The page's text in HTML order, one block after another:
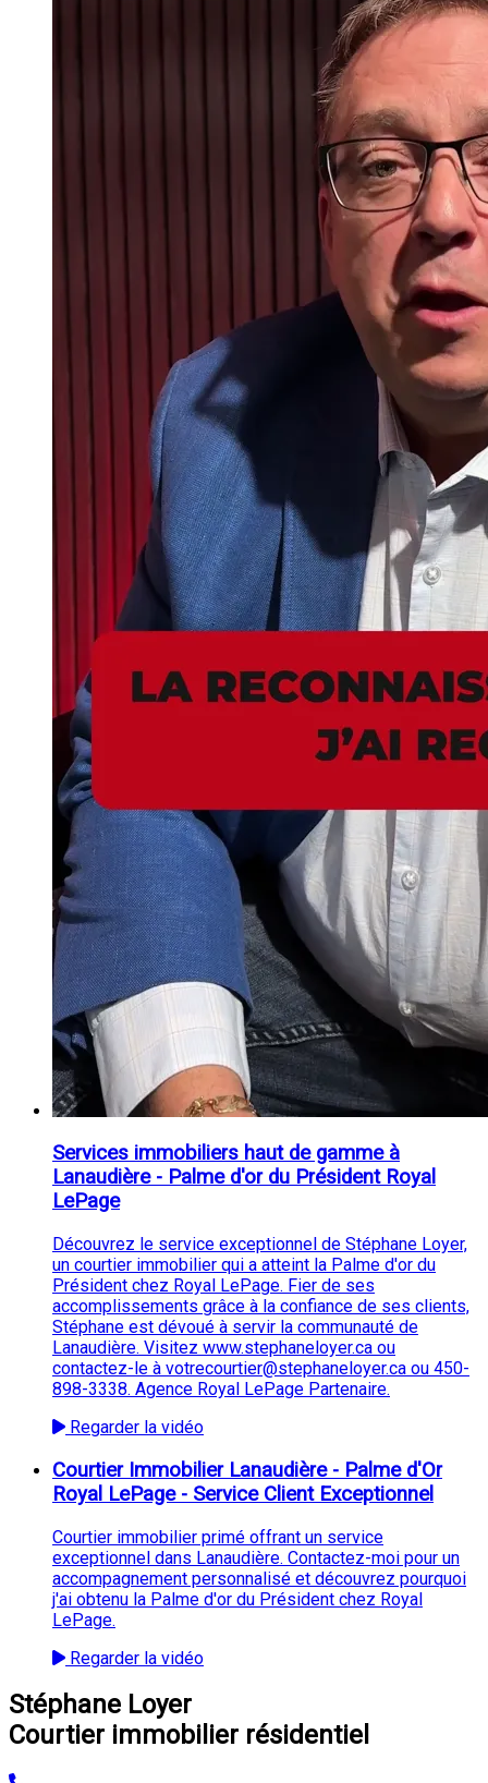
Services immobiliers haut de gamme à
Lanaudière - Palme d'or du Président Royal
LePage
Découvrez le service exceptionnel de Stéphane Loyer,
un courtier immobilier qui a atteint la Palme d'or du
Président chez Royal LePage. Fier de ses
accomplissements grâce à la confiance de ses clients,
Stéphane est dévoué à servir la communauté de
Lanaudière. Visitez www.stephaneloyer.ca ou
contactez-le à votrecourtier@stephaneloyer.ca ou 450-
898-3338. Agence Royal LePage Partenaire.
Regarder la vidéo
Courtier Immobilier Lanaudière - Palme d'Or
Royal LePage - Service Client Exceptionnel
Courtier immobilier primé offrant un service
exceptionnel dans Lanaudière. Contactez-moi pour un
accompagnement personnalisé et découvrez pourquoi
j'ai obtenu la Palme d'or du Président chez Royal
LePage.
Regarder la vidéo
Stéphane Loyer
Courtier immobilier résidentiel